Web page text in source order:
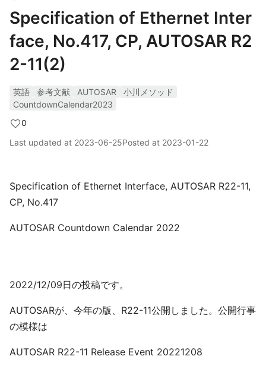
Specification of Ethernet Inter
face, No.417, CP, AUTOSAR R2
2-11(2)
英語 参考文献 AUTOSAR
小川メソッド
CountdownCalendar2023
0
Last updated at 2023-06-25Posted at 2023-01-22
Specification of Ethernet Interface, AUTOSAR R22-11,
CP, No.417
AUTOSAR Countdown Calendar 2022
2022/12/09日の投稿です。
AUTOSARが、今年の版、R22-11公開しました。公開行事
の模様は
AUTOSAR R22-11 Release Event 20221208